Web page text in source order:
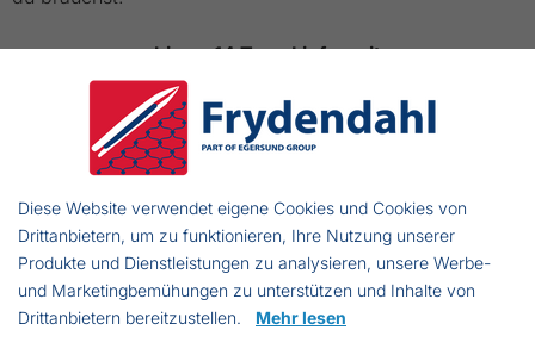
bis zu 14 Tage Lieferzeit
VARIANTE DIMENSION ANZAHL
331014 210d/18 € 892.34
Diese Website verwendet eigene Cookies und Cookies von
Drittanbietern, um zu funktionieren, Ihre Nutzung unserer
Produkte und Dienstleistungen zu analysieren, unsere Werbe-
und Marketingbemühungen zu unterstützen und Inhalte von
Drittanbietern bereitzustellen. Mehr lesen